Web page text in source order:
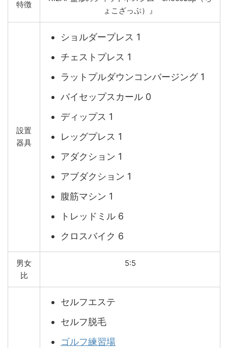
特徴
ょこざっぷ）』
設置
器具
ショルダープレス 1
チェストプレス 1
ラットプルダウンコンバージング 1
バイセップスカール 0
ディップス 1
レッグプレス 1
アダクション 1
アブダクション 1
腹筋マシン 1
トレッドミル 6
クロスバイク 6
男女
比
5:5
セルフエステ
セルフ脱毛
ゴルフ練習場